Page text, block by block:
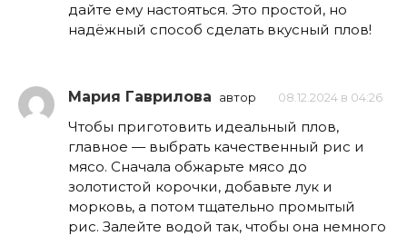
дайте ему настояться. Это простой, но
надёжный способ сделать вкусный плов!
Мария Гаврилова автор 08.12.2024 в 04:26
Чтобы приготовить идеальный плов,
главное — выбрать качественный рис и
мясо. Сначала обжарьте мясо до
золотистой корочки, добавьте лук и
морковь, а потом тщательно промытый
рис. Залейте водой так, чтобы она немного